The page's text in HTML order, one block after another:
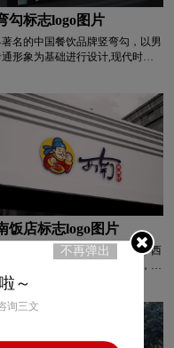
冷冻食品logo设计
计
设计
计
品logo设计
勾标志logo图片
名的中国餐饮品牌竖弯勾，以男
形象为基础进行设计,现代时尚,
征。图形中最吸引人的在于男子
来的那一勺汤,造型动感跳跃,能够
时间吸引消费者。同时也代表我们
品因为正宗,所以美味。汤水划过
的弧线，正和竖弯钩的造型相吻
现品牌名称内涵。字体原创设计,
精简,结构和空间.上尽显高端文艺
饭店标志logo图片
著名的中国餐饮品牌西南饭店，西
店标志中的卡通形象捏着胡须，眯
，细细品味美食，脸上露出满意
。 纸上出现了一个呆板可爱的
象。 中国传统的人物服饰体现
牌的美味传统和传承。 生动、现
好、有趣，很好地体现了品牌的
不再弹出
～
询三文